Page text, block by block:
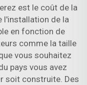
est le coût de la
l'installation de la
en fonction de
comme la taille
vous souhaitez
pays vous avez
soit construite. Des